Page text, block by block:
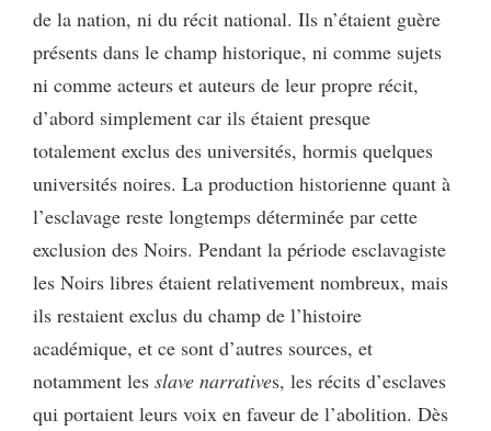
de la nation, ni du récit national. Ils n’étaient guère
présents dans le champ historique, ni comme sujets
ni comme acteurs et auteurs de leur propre récit,
d’abord simplement car ils étaient presque
totalement exclus des universités, hormis quelques
universités noires. La production historienne quant à
l’esclavage reste longtemps déterminée par cette
exclusion des Noirs. Pendant la période esclavagiste
les Noirs libres étaient relativement nombreux, mais
ils restaient exclus du champ de l’histoire
académique, et ce sont d’autres sources, et
notamment les slave narratives, les récits d’esclaves
qui portaient leurs voix en faveur de l’abolition. Dès